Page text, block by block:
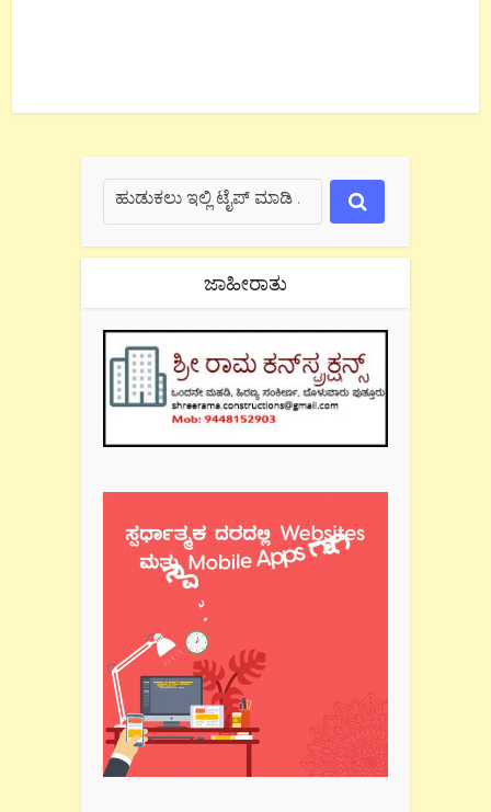
ಜಾಹೀರಾತು